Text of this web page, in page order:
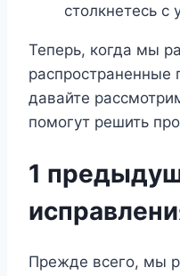
столкнетесь с
Теперь, когда мы
распространенные
давайте
помогут решить
1
Прежде всего, мы